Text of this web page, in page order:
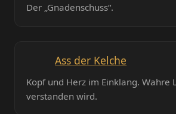
Der „Gnadenschuss“.
Ass der Kelche
Kopf und Herz im Einklang. Wahre
verstanden wird.